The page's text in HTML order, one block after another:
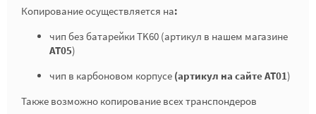
Копирование осуществляется на:
чип без батарейки TK60 (артикул в нашем магазине
AT05)
чип в карбоновом корпусе (артикул на сайте AT01)
Также возможно копирование всех транспондеров